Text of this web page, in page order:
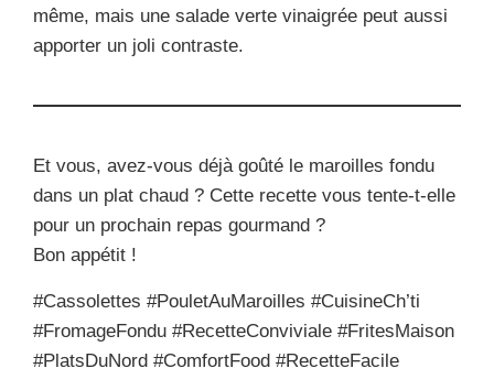
même, mais une salade verte vinaigrée peut aussi
apporter un joli contraste.
Et vous, avez-vous déjà goûté le maroilles fondu
dans un plat chaud ? Cette recette vous tente-t-elle
pour un prochain repas gourmand ?
Bon appétit !
#Cassolettes #PouletAuMaroilles #CuisineCh’ti
#FromageFondu #RecetteConviviale #FritesMaison
#PlatsDuNord #ComfortFood #RecetteFacile